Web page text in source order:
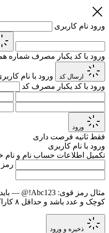
ورود نام کاربری
ورود با کد یکبار مصرف شماره
ارسال کد
ورود با نام
ورود با کد یکبار مصرف کد
ورود
فقط ثانیه فرصت داری
ورود با نام کاربری
تکمیل اطلاعات حساب نام و نام
رمز
مثال رمز قوی: Abc123!@
—
کوچک و عدد باشد و حداقل ۸ کاراکتر داشته باشد.
ذخیره و ورود